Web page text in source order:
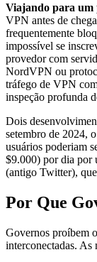
Viajando para um
VPN antes de
frequentemente
impossível se
provedor com
NordVPN ou
tráfego de VPN
inspeção profunda
Dois
setembro de 2024,
usuários poderiam
$9.000) por dia por
(antigo Twitter),
Por Que
Governos proíbem
interconectadas. As